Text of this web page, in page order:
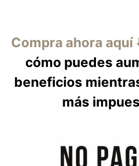
Compra ahora aquí
cómo puedes
beneficios
más